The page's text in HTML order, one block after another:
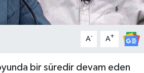
A- A+
bir süredir devam eden